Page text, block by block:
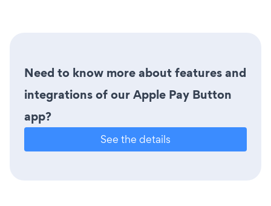
Need to know more about features and
integrations of our Apple Pay Button
app?
See the details